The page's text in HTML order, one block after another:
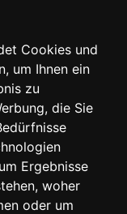
Cookies und
um Ihnen ein
zu
die Sie
Ergebnisse
woher
oder um